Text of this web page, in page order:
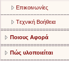
Eπικοινωνίες
Tεχνική Bοήθεια
Ποιους Αφορά
Πώς υλοποιείται